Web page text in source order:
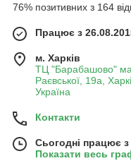
76% позитивних з 164
Працює з
м. Харків
ТЦ "Барабашово"
Раєвської, 19а,
Україна
Контакти
Сьогодні працює
Показати весь